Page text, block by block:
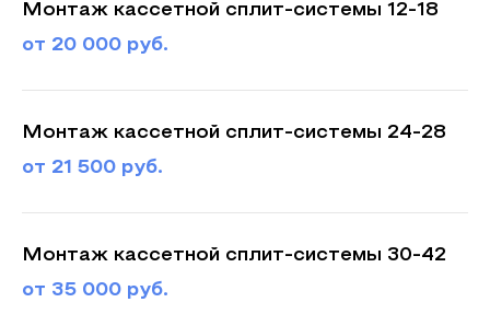
Монтаж кассетной сплит-системы 12-18
от 20 000 руб.
Монтаж кассетной сплит-системы 24-28
от 21 500 руб.
Монтаж кассетной сплит-системы 30-42
от 35 000 руб.